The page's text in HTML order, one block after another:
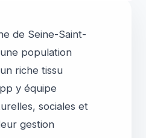
de Seine-Saint-
population
riche tissu
y équipe
sociales et
gestion